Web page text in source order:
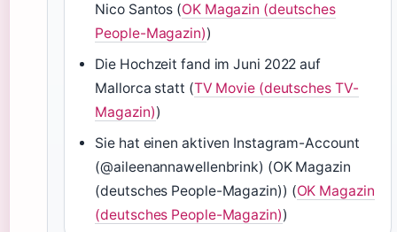
Nico Santos (OK Magazin (deutsches
People-Magazin))
Die Hochzeit fand im Juni 2022 auf
Mallorca statt (TV Movie (deutsches TV-
Magazin))
Sie hat einen aktiven Instagram-Account
(@aileenannawellenbrink) (OK Magazin
(deutsches People-Magazin)) (OK Magazin
(deutsches People-Magazin))